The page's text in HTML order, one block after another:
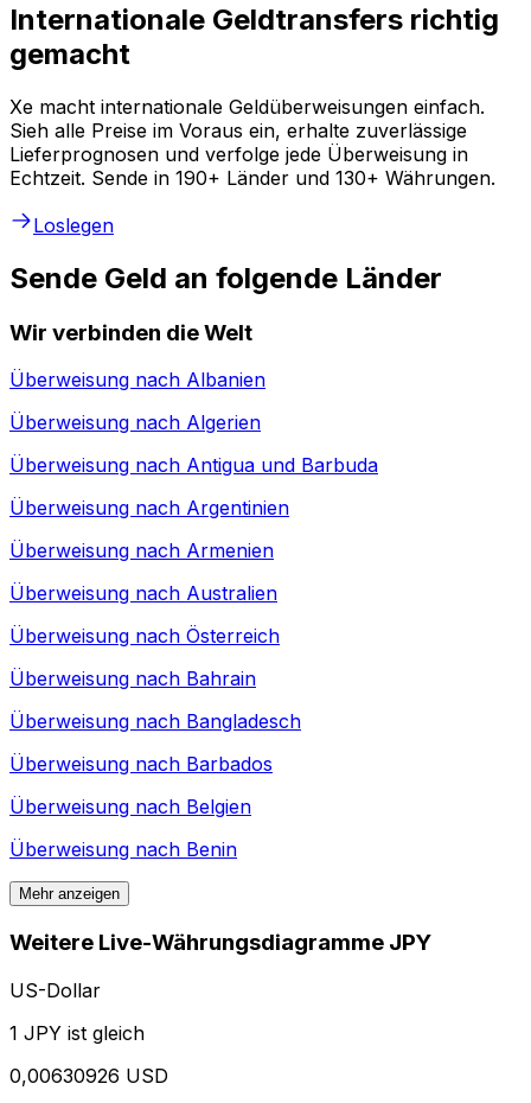
Internationale Geldtransfers richtig
gemacht
Xe macht internationale Geldüberweisungen einfach.
Sieh alle Preise im Voraus ein, erhalte zuverlässige
Lieferprognosen und verfolge jede Überweisung in
Echtzeit. Sende in 190+ Länder und 130+ Währungen.
Loslegen
Sende Geld an folgende Länder
Wir verbinden die Welt
Überweisung nach Albanien
Überweisung nach Algerien
Überweisung nach Antigua und Barbuda
Überweisung nach Argentinien
Überweisung nach Armenien
Überweisung nach Australien
Überweisung nach Österreich
Überweisung nach Bahrain
Überweisung nach Bangladesch
Überweisung nach Barbados
Überweisung nach Belgien
Überweisung nach Benin
Mehr anzeigen
Weitere Live-Währungsdiagramme JPY
US-Dollar
1 JPY ist gleich
0,00630926 USD